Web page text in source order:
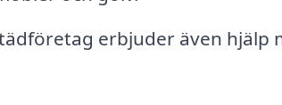
erbjuder även hjälp